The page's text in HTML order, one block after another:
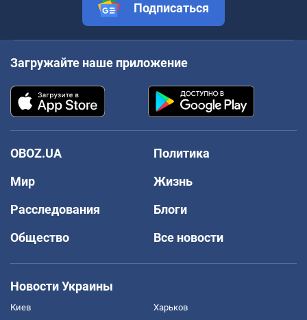
Подписаться
Загружайте наше приложение
OBOZ.UA
Политика
Мир
Жизнь
Расследования
Блоги
Общество
Все новости
Новости Украины
Киев Харьков